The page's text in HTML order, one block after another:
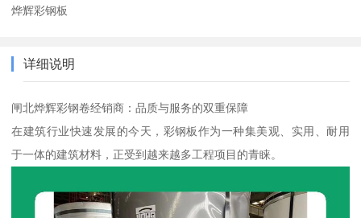
烨辉彩钢板
详细说明
闸北烨辉彩钢卷经销商：品质与服务的双重保障
在建筑行业快速发展的今天，彩钢板作为一种集美观、实用、耐用
于一体的建筑材料，正受到越来越多工程项目的青睐。